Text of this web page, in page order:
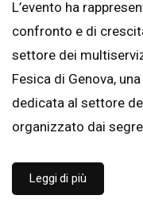
L’evento ha
confronto e di
settore dei
Fesica di Genova,
dedicata al settore
organizzato dai
Leggi di più